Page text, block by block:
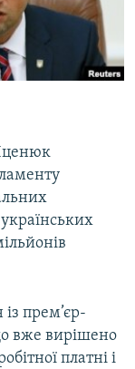
прем’єр-
вже вирішено
платні і